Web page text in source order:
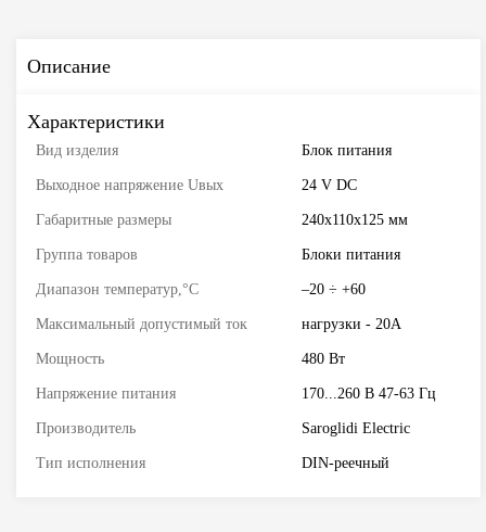
Описание
Характеристики
Вид изделия Блок питания
Выходное напряжение Uвых 24 V DC
Габаритные размеры 240х110х125 мм
Группа товаров Блоки питания
Диапазон температур,°С –20 ÷ +60
Максимальный допустимый ток нагрузки - 20А
Мощность 480 Вт
Напряжение питания 170...260 В 47-63 Гц
Производитель Saroglidi Electric
Тип исполнения DIN-реечный